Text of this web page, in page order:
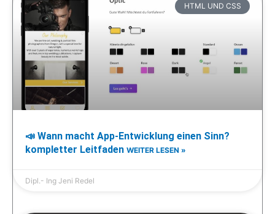
HTML UND CSS
📣 Wann macht App-Entwicklung einen Sinn?
kompletter Leitfaden WEITER LESEN »
Dipl.- Ing Jeni Redel